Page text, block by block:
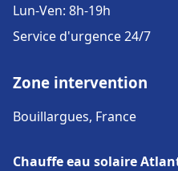
Lun-Ven: 8h-19h
Service d'urgence 24/7
Zone intervention
Bouillargues, France
Chauffe eau solaire